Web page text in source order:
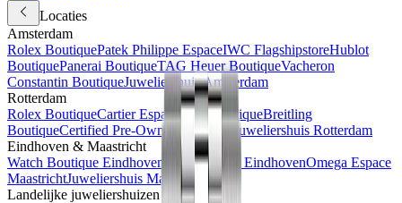
Locaties
Amsterdam
Rolex BoutiquePatek Philippe EspaceIWC FlagshipstoreHublot
BoutiquePanerai BoutiqueTAG Heuer BoutiqueVacheron
Constantin BoutiqueJuweliershuis Amsterdam
Rotterdam
Rolex BoutiqueCartier EspaceIWC BoutiqueBreitling
BoutiqueCertified Pre-Owned BoutiqueJuweliershuis Rotterdam
Eindhoven & Maastricht
Watch Boutique Eindhoven
Juweliershuis EindhovenOmega Espace
MaastrichtJuweliershuis Maastricht
Landelijke juweliershuizen